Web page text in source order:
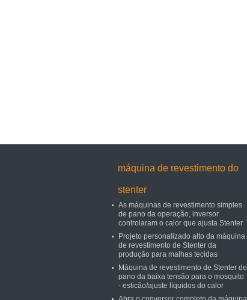
máquina de revestimento do
stenter
As máquinas de revestimento simples
de pano da operação, inversor
controlaram o calor que ajusta Stenter
Projeto personalizado alto da máquina
de revestimento de Stenter da
produção para malhas tecidas
Máquina de revestimento de Stenter de
pano da baixa tensão para o mosquito
- esticão/ajuste líquidos do calor